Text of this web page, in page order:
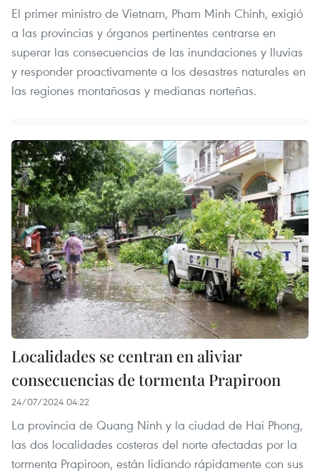
El primer ministro de Vietnam, Pham Minh Chinh, exigió
a las provincias y órganos pertinentes centrarse en
superar las consecuencias de las inundaciones y lluvias
y responder proactivamente a los desastres naturales en
las regiones montañosas y medianas norteñas.
Localidades se centran en aliviar
consecuencias de tormenta Prapiroon
24/07/2024 04:22
La provincia de Quang Ninh y la ciudad de Hai Phong,
las dos localidades costeras del norte afectadas por la
tormenta Prapiroon, están lidiando rápidamente con sus